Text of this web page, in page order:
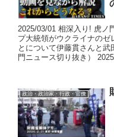
2025/03/01 相深入り! 虎ノ
プ大統領がウクライナのゼ
とについて伊藤貫さんと
門ニュース切り抜き）
政治・政治家・行政・官僚